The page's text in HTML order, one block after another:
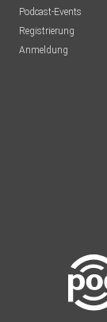
Podcast-Events
Registrierung
Anmeldung